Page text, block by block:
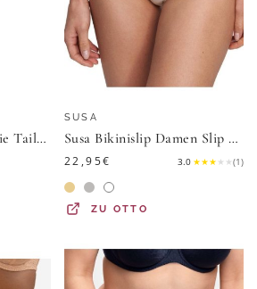
Elomi Taillenslip Lucie Taillenslip mit hohem Bein
SUSA
Susa Bikinislip Damen Slip Nizza (Stück, 1-St)
22,95€ 3.0 ★★★ ★ ★(1)
ZU OTTO